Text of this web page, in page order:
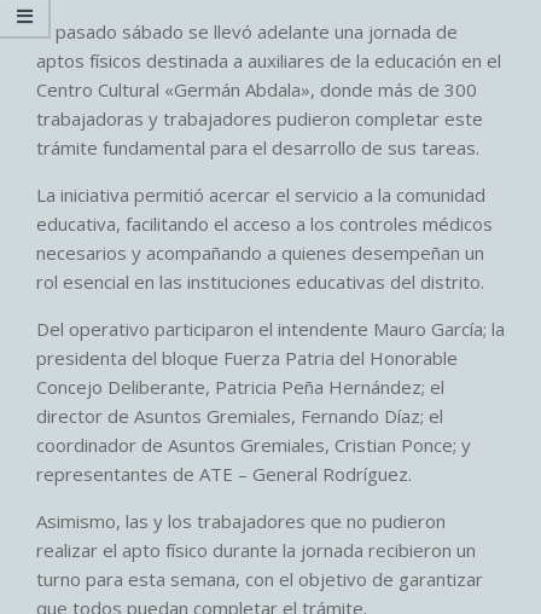
El pasado sábado se llevó adelante una jornada de
aptos físicos destinada a auxiliares de la educación en el
Centro Cultural «Germán Abdala», donde más de 300
trabajadoras y trabajadores pudieron completar este
trámite fundamental para el desarrollo de sus tareas.
La iniciativa permitió acercar el servicio a la comunidad
educativa, facilitando el acceso a los controles médicos
necesarios y acompañando a quienes desempeñan un
rol esencial en las instituciones educativas del distrito.
Del operativo participaron el intendente Mauro García; la
presidenta del bloque Fuerza Patria del Honorable
Concejo Deliberante, Patricia Peña Hernández; el
director de Asuntos Gremiales, Fernando Díaz; el
coordinador de Asuntos Gremiales, Cristian Ponce; y
representantes de ATE – General Rodríguez.
Asimismo, las y los trabajadores que no pudieron
realizar el apto físico durante la jornada recibieron un
turno para esta semana, con el objetivo de garantizar
que todos puedan completar el trámite.